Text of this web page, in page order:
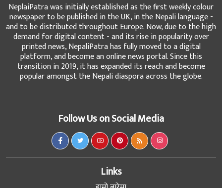
NeplaiPatra was initially established as the first weekly colour
newspaper to be published in the UK, in the Nepali language -
and to be distributed throughout Europe. Now, due to the high
demand for digital content - and its rise in popularity over
printed news, NepaliPatra has fully moved to a digital
platform, and become an online news portal. Since this
transition in 2019, it has expanded its reach and become
popular amongst the Nepali diaspora across the globe.
Follow Us on Social Media
Links